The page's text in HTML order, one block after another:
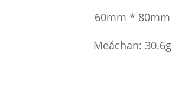
60mm * 80mm
Meáchan: 30.6g